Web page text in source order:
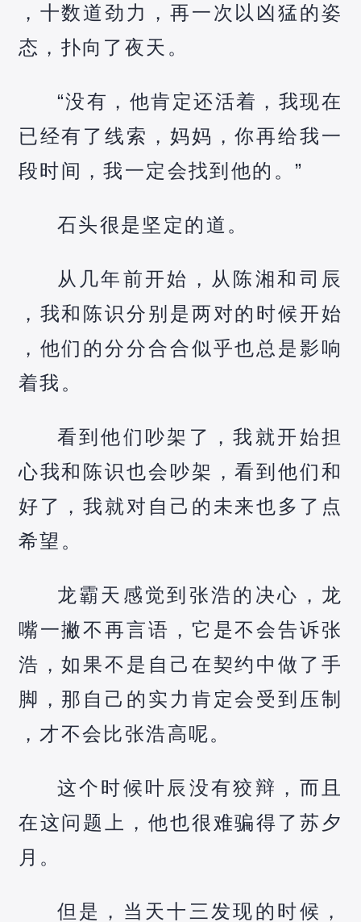
，十数道劲力，再一次以凶猛的姿
态，扑向了夜天。
“没有，他肯定还活着，我现在
已经有了线索，妈妈，你再给我一
段时间，我一定会找到他的。”
石头很是坚定的道。
从几年前开始，从陈湘和司辰
，我和陈识分别是两对的时候开始
，他们的分分合合似乎也总是影响
着我。
看到他们吵架了，我就开始担
心我和陈识也会吵架，看到他们和
好了，我就对自己的未来也多了点
希望。
龙霸天感觉到张浩的决心，龙
嘴一撇不再言语，它是不会告诉张
浩，如果不是自己在契约中做了手
脚，那自己的实力肯定会受到压制
，才不会比张浩高呢。
这个时候叶辰没有狡辩，而且
在这问题上，他也很难骗得了苏夕
月。
但是，当天十三发现的时候，